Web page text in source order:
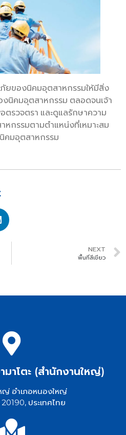
ยของนิคมอุตสาหกรรมให้มีสิ่ง
นิคมอุตสาหกรรม ตลอดจนเจ้า
รวจตรา และดูแลรักษาความ
กรรมตามตำแหน่งที่เหมาะสม
คมอุตสาหกรรม
NEXT
พื้นที่สีเขียว
าโตะ (สำนักงานใหญ่)
ญ่ อำเภอหนองใหญ่
ประเทศไทย